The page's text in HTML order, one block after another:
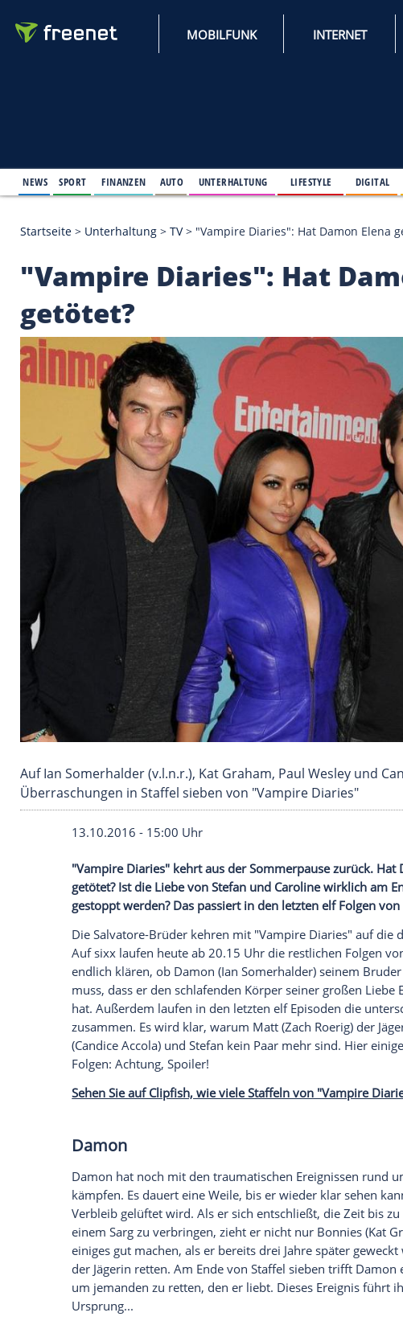
MOBILFUNK
Startseite >Unterhaltung > TV >"Vampire Diaries": Hat
"Vampire Diaries": Hat
getötet?
Auf Ian Somerhalder (v.l.n.r.), Kat Graham, Paul
Überraschungen in Staffel sieben von "Vampire
13.10.2016 - 15:00 Uhr
"Vampire Diaries" kehrt aus der Sommerpause
getötet? Ist die Liebe von Stefan und Caroline
gestoppt werden? Das passiert in den letzten
Auf sixx laufen heute ab 20.15 Uhr die
endlich klären, ob Damon (Ian Somerhalder)
muss, dass er den schlafenden Körper seiner
hat. Außerdem laufen in den letzten elf
zusammen. Es wird klar, warum Matt (Zach
(Candice Accola) und Stefan kein Paar mehr
Folgen: Achtung, Spoiler!
Sehen Sie auf Clipfish, wie viele Staffeln von